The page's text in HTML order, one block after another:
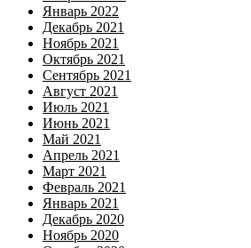
Январь 2022
Декабрь 2021
Ноябрь 2021
Октябрь 2021
Сентябрь 2021
Август 2021
Июль 2021
Июнь 2021
Май 2021
Апрель 2021
Март 2021
Февраль 2021
Январь 2021
Декабрь 2020
Ноябрь 2020